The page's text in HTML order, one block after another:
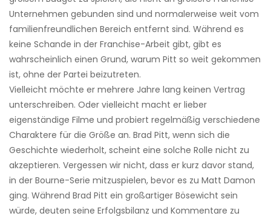
Unternehmen gebunden sind und normalerweise weit vom
familienfreundlichen Bereich entfernt sind. Während es
keine Schande in der Franchise-Arbeit gibt, gibt es
wahrscheinlich einen Grund, warum Pitt so weit gekommen
ist, ohne der Partei beizutreten.
Vielleicht möchte er mehrere Jahre lang keinen Vertrag
unterschreiben. Oder vielleicht macht er lieber
eigenständige Filme und probiert regelmäßig verschiedene
Charaktere für die Größe an. Brad Pitt, wenn sich die
Geschichte wiederholt, scheint eine solche Rolle nicht zu
akzeptieren. Vergessen wir nicht, dass er kurz davor stand,
in der Bourne-Serie mitzuspielen, bevor es zu Matt Damon
ging. Während Brad Pitt ein großartiger Bösewicht sein
würde, deuten seine Erfolgsbilanz und Kommentare zu